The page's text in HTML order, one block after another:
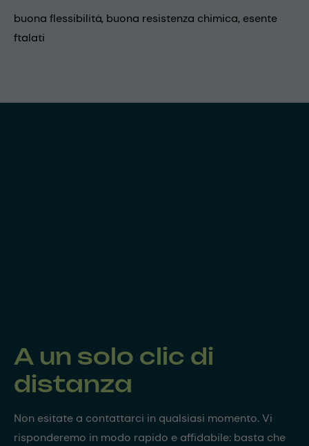
buona flessibilità, buona resistenza chimica, esente
ftalati
A un solo clic di
distanza
Non esitate a contattarci in qualsiasi momento. Vi
risponderemo in modo rapido e affidabile: basta che